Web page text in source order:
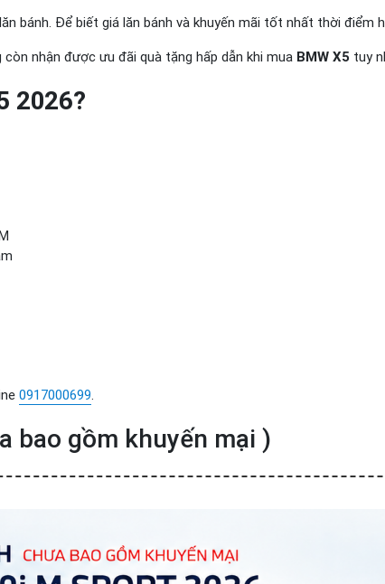
bánh. Để biết giá lăn bánh và khuyến mãi tốt nhất thời điểm
nhận được ưu đãi quà tặng hấp dẫn khi mua BMW X5 tuy
2026?
0917000699.
bao gồm khuyến mại )